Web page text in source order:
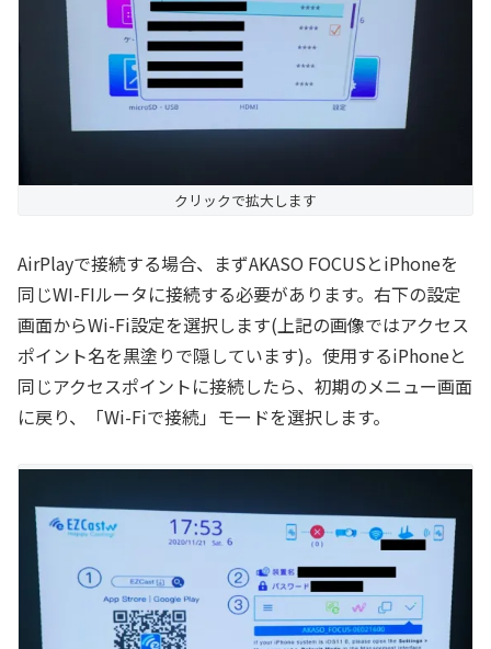
クリックで拡大します
AirPlayで接続する場合、まずAKASO FOCUSとiPhoneを
同じWI-FIルータに接続する必要があります。右下の設定
画面からWi-Fi設定を選択します(上記の画像ではアクセス
ポイント名を黒塗りで隠しています)。使用するiPhoneと
同じアクセスポイントに接続したら、初期のメニュー画面
に戻り、「Wi-Fiで接続」モードを選択します。